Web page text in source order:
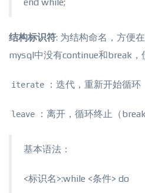
结构标识符: 为结构命名，方便
mysql中没有continue和break，
iterate ：迭代，重新开始循环
leave ：离开，循环终止（break
基本语法：
<标识名>:while <条件> do